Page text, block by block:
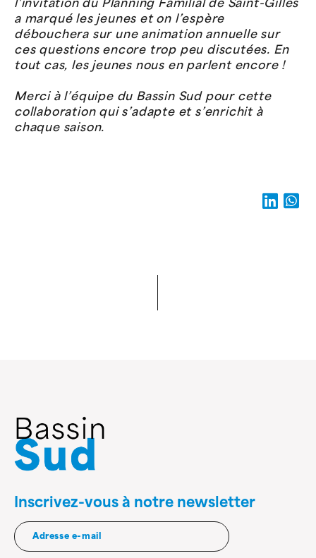
l’invitation du Planning Familial de Saint-Gilles
a marqué les jeunes et on l’espère
débouchera sur une animation annuelle sur
ces questions encore trop peu discutées. En
tout cas, les jeunes nous en parlent encore !
Merci à l’équipe du Bassin Sud pour cette
collaboration qui s’adapte et s’enrichit à
chaque saison.
Inscrivez-vous à notre newsletter